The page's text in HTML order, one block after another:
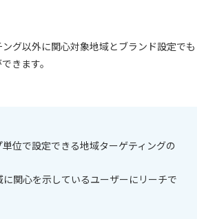
グ以外に関心対象地域とブランド設定でも
きます。
位で設定できる地域ターゲティングの
関心を示しているユーザーにリーチで